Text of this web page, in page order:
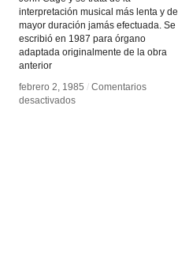
interpretación musical más lenta y de
mayor duración jamás efectuada. Se
escribió en 1987 para órgano
adaptada originalmente de la obra
anterior
febrero 2, 1985 / Comentarios
desactivadosen
febrero 2, 1985 / Comentarios
desactivadosen